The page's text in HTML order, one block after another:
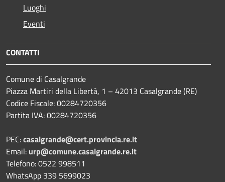
Luoghi
Eventi
CONTATTI
Comune di Casalgrande
Piazza Martiri della Libertà, 1 – 42013 Casalgrande (RE)
Codice Fiscale: 00284720356
Partita IVA: 00284720356
PEC:casalgrande@cert.provincia.re.it
Email: urp@comune.casalgrande.re.it
Telefono: 0522 998511
WhatsApp 339 5699023